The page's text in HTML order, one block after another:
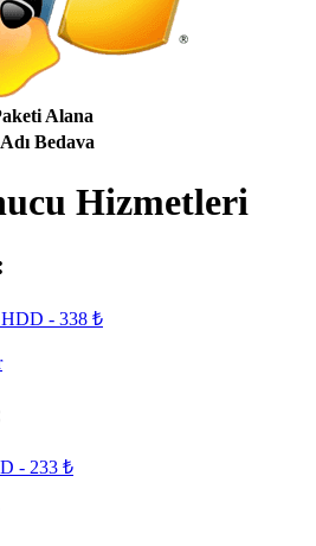
Alana
Bedava
Hizmetleri
- 338 ₺
- 233 ₺